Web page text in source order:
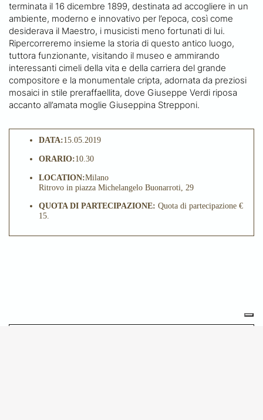
terminata il 16 dicembre 1899, destinata ad accogliere in un
ambiente, moderno e innovativo per l’epoca, così come
desiderava il Maestro, i musicisti meno fortunati di lui.
Ripercorreremo insieme la storia di questo antico luogo,
tuttora funzionante, visitando il museo e ammirando
interessanti cimeli della vita e della carriera del grande
compositore e la monumentale cripta, adornata da preziosi
mosaici in stile preraffaellita, dove Giuseppe Verdi riposa
accanto all’amata moglie Giuseppina Strepponi.
DATA:15.05.2019
ORARIO:10.30
LOCATION:Milano
Ritrovo in piazza Michelangelo Buonarroti, 29
QUOTA DI PARTECIPAZIONE: Quota di partecipazione €
15.